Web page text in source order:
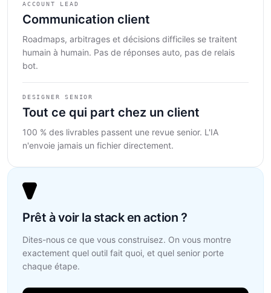
ACCOUNT LEAD
Communication client
Roadmaps, arbitrages et décisions difficiles se traitent
humain à humain. Pas de réponses auto, pas de relais
bot.
DESIGNER SENIOR
Tout ce qui part chez un client
100 % des livrables passent une revue senior. L'IA
n'envoie jamais un fichier directement.
Prêt à voir la stack en action ?
Dites-nous ce que vous construisez. On vous montre
exactement quel outil fait quoi, et quel senior porte
chaque étape.